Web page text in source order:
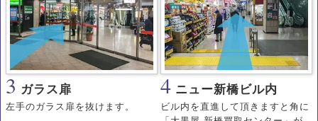
3 ガラス扉
左手のガラス扉を抜けます。
4 ニュー新橋ビル内
ビル内を直進して頂きますと角に